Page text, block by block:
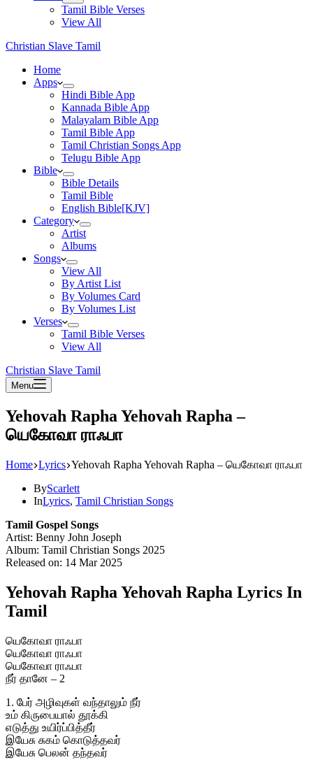
Tamil Bible Verses
View All
Christian Slave Tamil
Home
Apps
Hindi Bible App
Kannada Bible App
Malayalam Bible App
Tamil Bible App
Tamil Christian Songs App
Telugu Bible App
Bible
Bible Details
Tamil Bible
English Bible[KJV]
Category
Artist
Albums
Songs
View All
By Artist List
By Volumes Card
By Volumes List
Verses
Tamil Bible Verses
View All
Christian Slave Tamil
Menu
Yehovah Rapha Yehovah Rapha –
யெகோவா ராஃபா
Home Lyrics Yehovah Rapha Yehovah Rapha – யெகோவா ராஃபா
ByScarlett
InLyrics, Tamil Christian Songs
Tamil Gospel Songs
Artist: Benny John Joseph
Album: Tamil Christian Songs 2025
Released on: 14 Mar 2025
Yehovah Rapha Yehovah Rapha Lyrics In
Tamil
யெகோவா ராஃபா
யெகோவா ராஃபா
யெகோவா ராஃபா
நீர் தானே – 2
1. பேர் அழிவுகள் வந்தாலும் நீர்
உம் கிருபையால் தூக்கி
எடுத்து உயிர்ப்பித்தீர்
இயேசு சுகம் கொடுத்தவர்
இயேசு பெலன் தந்தவர்